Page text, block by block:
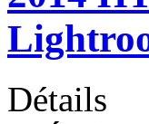
Détails